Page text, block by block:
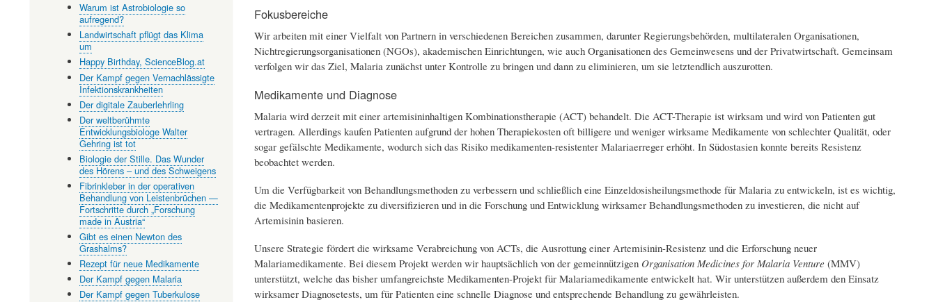
Fokusbereiche
Wir arbeiten mit einer Vielfalt von Partnern in verschiedenen Bereichen zusammen, darunter Regierungsbehörden, multilateralen Organisationen,
Nichtregierungsorganisationen (NGOs), akademischen Einrichtungen, wie auch Organisationen des Gemeinwesens und der Privatwirtschaft. Gemeinsam
verfolgen wir das Ziel, Malaria zunächst unter Kontrolle zu bringen und dann zu eliminieren, um sie letztendlich auszurotten.
Medikamente und Diagnose
Malaria wird derzeit mit einer artemisininhaltigen Kombinationstherapie (ACT) behandelt. Die ACT-Therapie ist wirksam und wird von Patienten gut
vertragen. Allerdings kaufen Patienten aufgrund der hohen Therapiekosten oft billigere und weniger wirksame Medikamente von schlechter Qualität, oder
sogar gefälschte Medikamente, wodurch sich das Risiko medikamenten-resistenter Malariaerreger erhöht. In Südostasien konnte bereits Resistenz
beobachtet werden.
Um die Verfügbarkeit von Behandlungsmethoden zu verbessern und schließlich eine Einzeldosisheilungsmethode für Malaria zu entwickeln, ist es wichtig,
die Medikamentenprojekte zu diversifizieren und in die Forschung und Entwicklung wirksamer Behandlungsmethoden zu investieren, die nicht auf
Artemisinin basieren.
Unsere Strategie fördert die wirksame Verabreichung von ACTs, die Ausrottung einer Artemisinin-Resistenz und die Erforschung neuer
Malariamedikamente. Bei diesem Projekt werden wir hauptsächlich von der gemeinnützigen Organisation Medicines for Malaria Venture (MMV)
unterstützt, welche das bisher umfangreichste Medikamenten-Projekt für Malariamedikamente entwickelt hat. Wir unterstützen außerdem den Einsatz
wirksamer Diagnosetests, um für Patienten eine schnelle Diagnose und entsprechende Behandlung zu gewährleisten.
Warum ist Astrobiologie so
aufregend?
Landwirtschaft pflügt das Klima
um
Happy Birthday, ScienceBlog.at
Der Kampf gegen Vernachlässigte
Infektionskrankheiten
Der digitale Zauberlehrling
Der weltberühmte
Entwicklungsbiologe Walter
Gehring ist tot
Biologie der Stille. Das Wunder
des Hörens – und des Schweigens
Fibrinkleber in der operativen
Behandlung von Leistenbrüchen —
Fortschritte durch „Forschung
made in Austria“
Gibt es einen Newton des
Grashalms?
Rezept für neue Medikamente
Der Kampf gegen Malaria
Der Kampf gegen Tuberkulose